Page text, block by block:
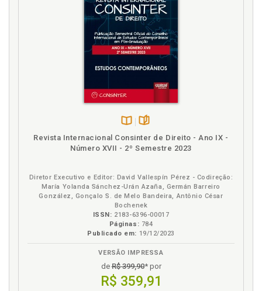
na
Revista Internacional Consinter de Direito - Ano IX -
Número XVII - 2º Semestre 2023
Diretor Executivo e Editor: David Vallespín Pérez - Codireção:
María Yolanda Sánchez-Urán Azaña, Germán Barreiro
González, Gonçalo S. de Melo Bandeira, Antônio César
Bochenek
ISSN: 2183-6396-00017
Páginas: 784
Publicado em: 19/12/2023
VERSÃO IMPRESSA
deR$ 399,90* por
R$ 359,91